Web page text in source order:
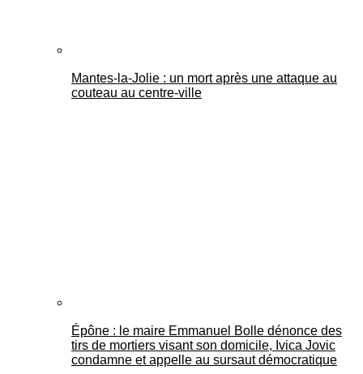
Mantes-la-Jolie : un mort après une attaque au
couteau au centre-ville
Épône : le maire Emmanuel Bolle dénonce des
tirs de mortiers visant son domicile, Ivica Jovic
condamne et appelle au sursaut démocratique